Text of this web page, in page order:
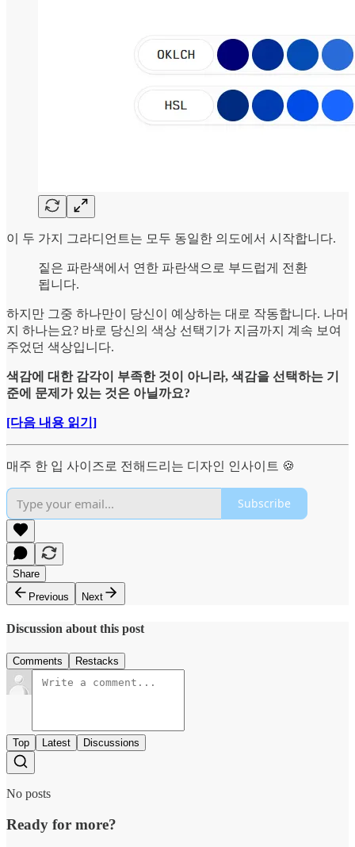
이 두 가지 그라디언트는 모두 동일한 의도에서 시작합니다.
짙은 파란색에서 연한 파란색으로 부드럽게 전환
됩니다.
하지만 그중 하나만이 당신이 예상하는 대로 작동합니다. 나머
지 하나는요? 바로 당신의 색상 선택기가 지금까지 계속 보여
주었던 색상입니다.
색감에 대한 감각이 부족한 것이 아니라, 색감을 선택하는 기
준에 문제가 있는 것은 아닐까요?
[다음 내용 읽기]
매주 한 입 사이즈로 전해드리는 디자인 인사이트 🍪
Subscribe
Share
Previous
Next
Discussion about this post
Comments Restacks
Top Latest Discussions
No posts
Ready for more?